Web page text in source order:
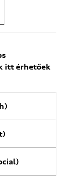
itt érhetőek